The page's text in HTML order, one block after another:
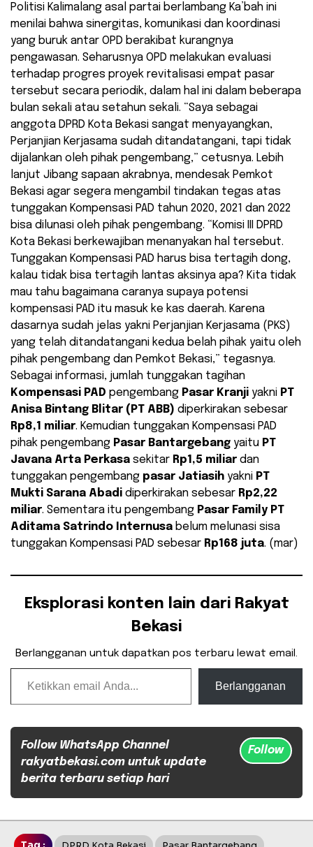
Politisi Kalimalang asal partai berlambang Ka’bah ini
menilai bahwa sinergitas, komunikasi dan koordinasi
yang buruk antar OPD berakibat kurangnya
pengawasan. Seharusnya OPD melakukan evaluasi
terhadap progres proyek revitalisasi empat pasar
tersebut secara periodik, dalam hal ini dalam beberapa
bulan sekali atau setahun sekali. “Saya sebagai
anggota DPRD Kota Bekasi sangat menyayangkan,
Perjanjian Kerjasama sudah ditandatangani, tapi tidak
dijalankan oleh pihak pengembang,” cetusnya. Lebih
lanjut Jibang sapaan akrabnya, mendesak Pemkot
Bekasi agar segera mengambil tindakan tegas atas
tunggakan Kompensasi PAD tahun 2020, 2021 dan 2022
bisa dilunasi oleh pihak pengembang. “Komisi III DPRD
Kota Bekasi berkewajiban menanyakan hal tersebut.
Tunggakan Kompensasi PAD harus bisa tertagih dong,
kalau tidak bisa tertagih lantas aksinya apa? Kita tidak
mau tahu bagaimana caranya supaya potensi
kompensasi PAD itu masuk ke kas daerah. Karena
dasarnya sudah jelas yakni Perjanjian Kerjasama (PKS)
yang telah ditandatangani kedua belah pihak yaitu oleh
pihak pengembang dan Pemkot Bekasi,” tegasnya.
Sebagai informasi, jumlah tunggakan tagihan
Kompensasi PAD pengembang Pasar Kranji yakni PT
Anisa Bintang Blitar (PT ABB) diperkirakan sebesar
Rp8,1 miliar. Kemudian tunggakan Kompensasi PAD
pihak pengembang Pasar Bantargebang yaitu PT
Javana Arta Perkasa sekitar Rp1,5 miliar dan
tunggakan pengembang pasar Jatiasih yakni PT
Mukti Sarana Abadi diperkirakan sebesar Rp2,22
miliar. Sementara itu pengembang Pasar Family PT
Aditama Satrindo Internusa belum melunasi sisa
tunggakan Kompensasi PAD sebesar Rp168 juta. (mar)
Eksplorasi konten lain dari Rakyat
Bekasi
Berlangganan untuk dapatkan pos terbaru lewat email.
Ketikkan email Anda...
Berlangganan
Follow WhatsApp Channel
rakyatbekasi.com untuk update
berita terbaru setiap hari
Follow